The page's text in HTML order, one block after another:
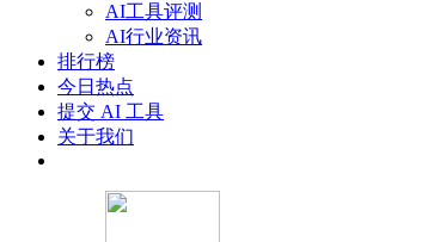
AI工具评测
AI行业资讯
排行榜
今日热点
提交 AI 工具
关于我们